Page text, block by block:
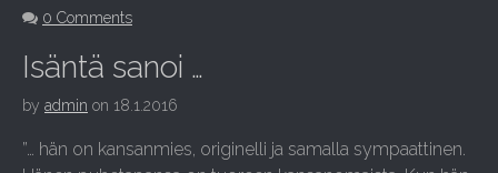
0 Comments
Isäntä sanoi …
by admin on 18.1.2016
”… hän on kansanmies, originelli ja samalla sympaattinen.